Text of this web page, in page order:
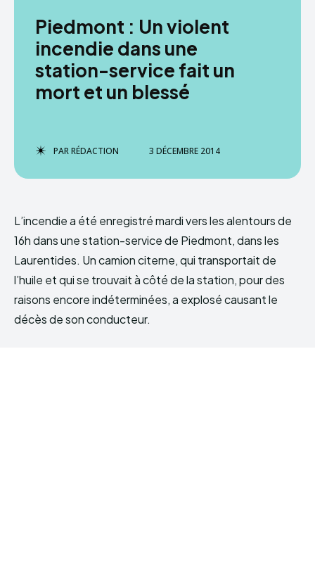
Piedmont : Un violent
incendie dans une
station-service fait un
mort et un blessé
PARRÉDACTION 3 DÉCEMBRE 2014
L’incendie a été enregistré mardi vers les alentours de
16h dans une station-service de Piedmont, dans les
Laurentides. Un camion citerne, qui transportait de
l’huile et qui se trouvait à côté de la station, pour des
raisons encore indéterminées, a explosé causant le
décès de son conducteur.